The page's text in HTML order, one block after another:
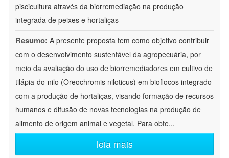
piscicultura através da biorremediação na produção
integrada de peixes e hortaliças
Resumo: A presente proposta tem como objetivo contribuir
com o desenvolvimento sustentável da agropecuária, por
meio da avaliação do uso de biorremediadores em cultivo de
tilápia-do-nilo (Oreochromis niloticus) em bioflocos integrado
com a produção de hortaliças, visando formação de recursos
humanos e difusão de novas tecnologias na produção de
alimento de origem animal e vegetal. Para obte...
leia mais